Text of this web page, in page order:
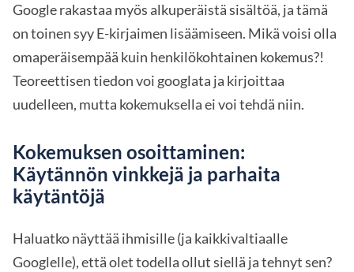
Google rakastaa myös alkuperäistä sisältöä, ja tämä
on toinen syy E-kirjaimen lisäämiseen. Mikä voisi olla
omaperäisempää kuin henkilökohtainen kokemus?!
Teoreettisen tiedon voi googlata ja kirjoittaa
uudelleen, mutta kokemuksella ei voi tehdä niin.
Kokemuksen osoittaminen:
Käytännön vinkkejä ja parhaita
käytäntöjä
Haluatko näyttää ihmisille (ja kaikkivaltiaalle
Googlelle), että olet todella ollut siellä ja tehnyt sen?